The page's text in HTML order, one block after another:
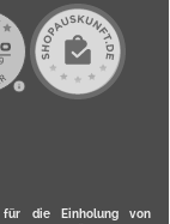
für die Einholung von